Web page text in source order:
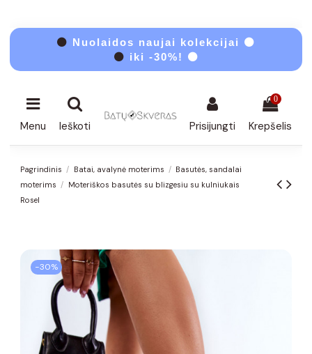
⚫ Nuolaidos naujai kolekcijai ⚫
⚫ iki -30%! ⚫
Menu Ieškoti Prisijungti
0
Krepšelis
Pagrindinis Batai, avalynė moterims
Basutės, sandalai
moterims
Moteriškos basutės su blizgesiu su kulniukais
Rosel
−30%